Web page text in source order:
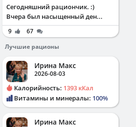
Сегодняшний рациончик. :)
Вчера был насыщенный ден...
9
67
Лучшие рационы
Ирина Макс
2026-08-03
Калорийность: 1393 кКал
Витамины и минералы: 100%
Ирина Макс